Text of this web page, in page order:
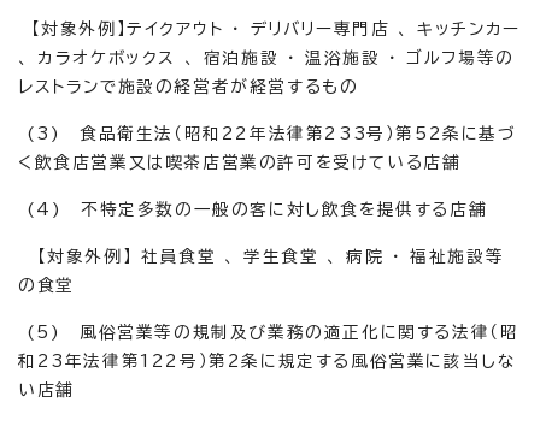
【対象外例】テイクアウト ・ デリバリー専門店 、 キッチンカー
、 カラオケボックス 、 宿泊施設 ・ 温浴施設 ・ ゴルフ場等の
レストランで施設の経営者が経営するもの
(3) 食品衛生法（昭和22年法律第233号）第52条に基づ
く飲食店営業又は喫茶店営業の許可を受けている店舗
(4) 不特定多数の一般の客に対し飲食を提供する店舗
【対象外例】 社員食堂 、 学生食堂 、 病院 ・ 福祉施設等
の食堂
(5) 風俗営業等の規制及び業務の適正化に関する法律（昭
和23年法律第122号）第2条に規定する風俗営業に該当しな
い店舗